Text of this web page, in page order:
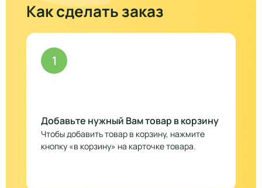
Как сделать заказ
1
Добавьте нужный Вам товар в корзину
Чтобы добавить товар в корзину, нажмите
кнопку «в корзину» на карточке товара.